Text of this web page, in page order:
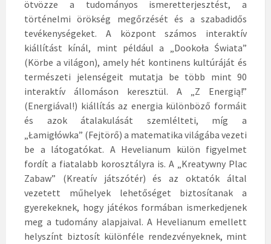
ötvözze a tudományos ismeretterjesztést, a
történelmi örökség megőrzését és a szabadidős
tevékenységeket. A központ számos interaktív
kiállítást kínál, mint például a „Dookoła Świata”
(Körbe a világon), amely hét kontinens kultúráját és
természeti jelenségeit mutatja be több mint 90
interaktív állomáson keresztül. A „Z Energią!”
(Energiával!) kiállítás az energia különböző formáit
és azok átalakulását szemlélteti, míg a
„Łamigłówka” (Fejtörő) a matematika világába vezeti
be a látogatókat. A Hevelianum külön figyelmet
fordít a fiatalabb korosztályra is. A „Kreatywny Plac
Zabaw” (Kreatív játszótér) és az oktatók által
vezetett műhelyek lehetőséget biztosítanak a
gyerekeknek, hogy játékos formában ismerkedjenek
meg a tudomány alapjaival. A Hevelianum emellett
helyszínt biztosít különféle rendezvényeknek, mint